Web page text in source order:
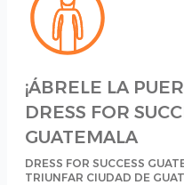
¡ÁBRELE LA
DRESS FOR
GUATEMALA
DRESS FOR SUCCESS
TRIUNFAR CIUDAD DE